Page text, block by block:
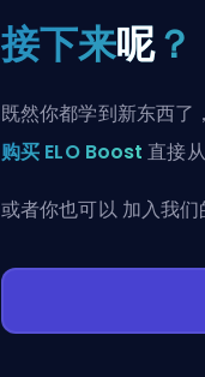
接下来呢？
既然你都学到新东西了
购买 ELO Boost 直接
或者你也可以 加入我